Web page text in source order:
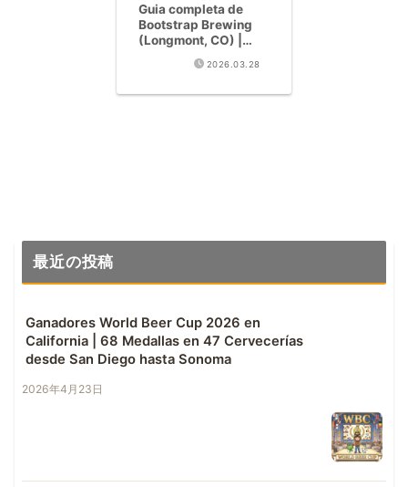
Guia completa de
Bootstrap Brewing
(Longmont, CO) |
Potencia de Colorado
con 5 medallas de
2026.03.28
最近の投稿
Ganadores World Beer Cup 2026 en
California | 68 Medallas en 47 Cervecerías
desde San Diego hasta Sonoma
2026年4月23日